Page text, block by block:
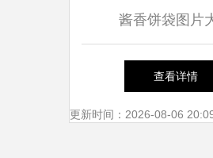
酱香饼袋图片
查看详情
更新时间：2026-08-06